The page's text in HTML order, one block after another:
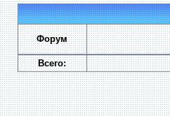
Форум
Всего: